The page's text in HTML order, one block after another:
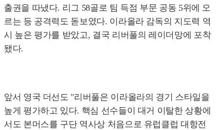
출권을 따냈다. 리그 58골로 팀 득점 부문 공동 5위에 오
르는 등 공격력도 돋보였다. 이라올라 감독의 지도력 역
시 높은 평가를 받았고, 결국 리버풀의 레이더망에 포착
됐다.
앞서 영국 더선도 "리버풀은 이라올라의 경기 스타일을
높게 평가하고 있다. 핵심 선수들이 대거 이탈한 상황에
서도 본머스를 구단 역사상 처음으로 유럽클럽 대항전